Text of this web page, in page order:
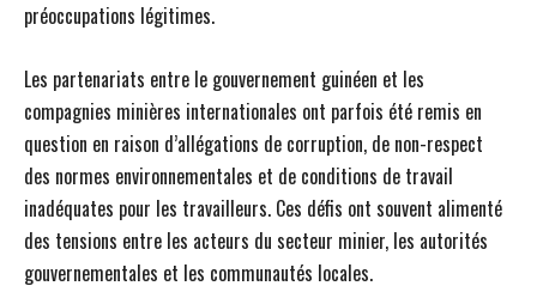
préoccupations légitimes.
Les partenariats entre le gouvernement guinéen et les
compagnies minières internationales ont parfois été remis en
question en raison d’allégations de corruption, de non-respect
des normes environnementales et de conditions de travail
inadéquates pour les travailleurs. Ces défis ont souvent alimenté
des tensions entre les acteurs du secteur minier, les autorités
gouvernementales et les communautés locales.